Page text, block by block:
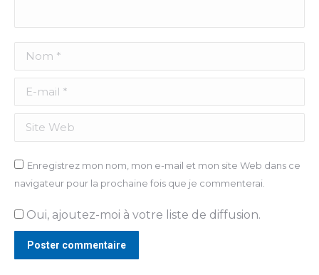
Nom *
E-mail *
Site Web
Enregistrez mon nom, mon e-mail et mon site Web dans ce
navigateur pour la prochaine fois que je commenterai.
Oui, ajoutez-moi à votre liste de diffusion.
Poster commentaire